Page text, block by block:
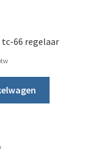
tc-66 regelaar